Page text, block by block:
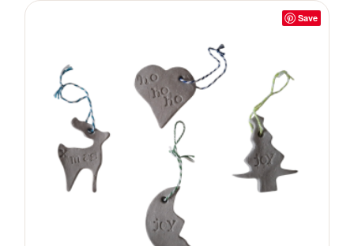
Save